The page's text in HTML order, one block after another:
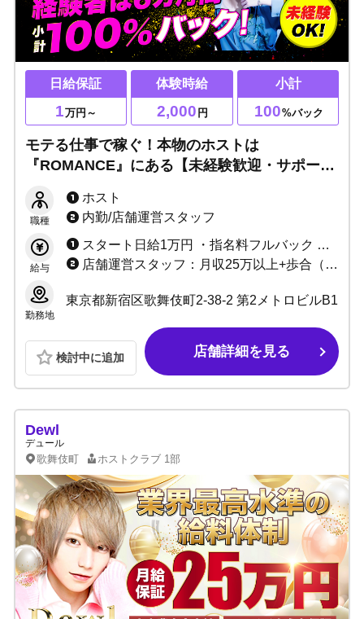
日給保証
1万円～
体験時給
2,000 円
小計
100%バック
モテる仕事で稼ぐ！本物のホストは
『ROMANCE』にある【未経験歓迎・サポート
てでも安心！最高レベルの環境でお待ちしてま
す！
職種
ホスト
内勤/店舗運営スタッフ
給与
スタート日給1万円 ・指名料フルバック ・総売上40〜55%バック ・各種賞金、皆勤手当あり
店舗運営スタッフ：月収25万以上+歩合（昇給あり） ウェイター：時給1,350円以上/昇給あり（終電あり、交通費支給）
勤務地
東京都新宿区歌舞伎町2-38-2 第2メトロビルB1
検討中に追加 店舗詳細を見る
Dewl
デュール
歌舞伎町 ホストクラブ 1部